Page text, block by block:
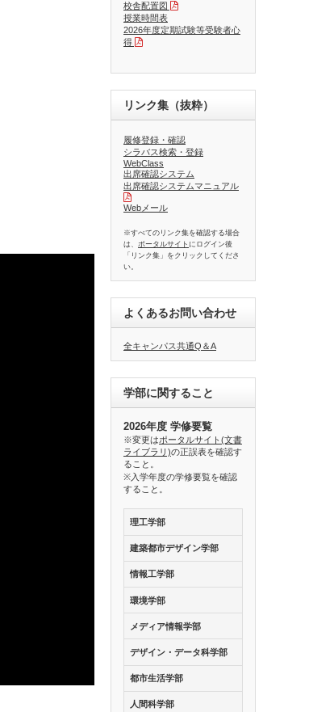
校舎配置図
授業時間表
2026年度定期試験等受験者心
得
リンク集（抜粋）
履修登録・確認
シラバス検索・登録
WebClass
出席確認システム
出席確認システムマニュアル
Webメール
※すべてのリンク集を確認する場合
は、 ポータルサイト にログイン後
「リンク集」をクリックしてくださ
い。
よくあるお問い合わせ
全キャンパス共通Q＆A
学部に関すること
2026年度 学修要覧
※変更はポータルサイト(文書
ライブラリ)の正誤表を確認す
ること。
※入学年度の学修要覧を確認
すること。
理工学部
建築都市デザイン学部
情報工学部
環境学部
メディア情報学部
デザイン・データ科学部
都市生活学部
人間科学部